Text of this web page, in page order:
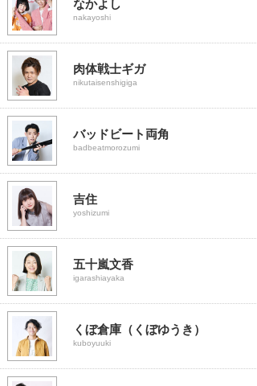
なかよし
nakayoshi
肉体戦士ギガ
nikutaisenshigiga
バッドビート両角
badbeatmorozumi
吉住
yoshizumi
五十嵐文香
igarashiayaka
くぼ倉庫（くぼゆうき）
kuboyuuki